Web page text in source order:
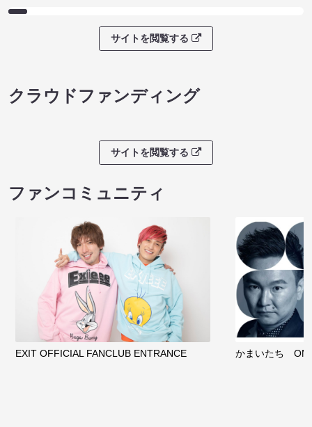
サイトを閲覧する
クラウドファンディング
サイトを閲覧する
ファンコミュニティ
EXIT OFFICIAL FANCLUB ENTRANCE かまいたち